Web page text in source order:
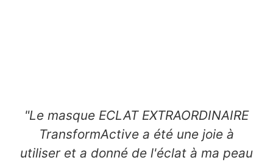
"Le masque ECLAT EXTRAORDINAIRE
TransformActive a été une joie à
utiliser et a donné de l'éclat à ma peau